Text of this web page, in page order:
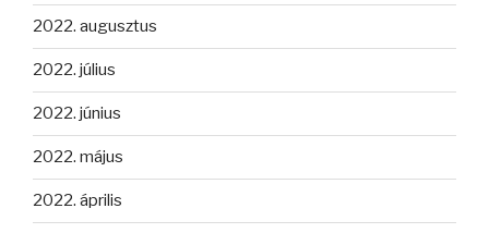
2022. augusztus
2022. július
2022. június
2022. május
2022. április